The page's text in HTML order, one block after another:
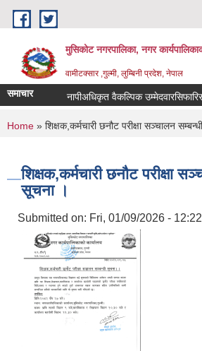
Skip to main content
मुसिकोट नगरपालिका, नगर
वामीटक्सार ,गुल्मी, लुम्बिनी प्रदेश, नेपाल
समाचार नापीअधिकृत वैकल्पिक उम्मेदवारसिफारिस
You are here
Home » शिक्षक,कर्मचारी छनौट परीक्षा सञ्चालन
शिक्षक,कर्मचारी छनौट परीक्षा
सूचना ।
Submitted on: Fri, 01/09/2026 - 12:22